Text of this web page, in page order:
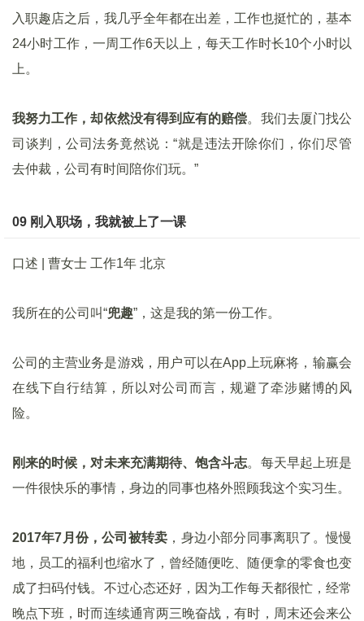
入职趣店之后，我几乎全年都在出差，工作也挺忙的，基本
24小时工作，一周工作6天以上，每天工作时长10个小时以
上。
我努力工作，却依然没有得到应有的赔偿。我们去厦门找公
司谈判，公司法务竟然说：“就是违法开除你们，你们尽管
去仲裁，公司有时间陪你们玩。”
09 刚入职场，我就被上了一课
口述 | 曹女士 工作1年 北京
我所在的公司叫“兜趣”，这是我的第一份工作。
公司的主营业务是游戏，用户可以在App上玩麻将，输赢会
在线下自行结算，所以对公司而言，规避了牵涉赌博的风
险。
刚来的时候，对未来充满期待、饱含斗志。每天早起上班是
一件很快乐的事情，身边的同事也格外照顾我这个实习生。
2017年7月份，公司被转卖 ，身边小部分同事离职了。慢慢
地，员工的福利也缩水了，曾经随便吃、随便拿的零食也变
成了扫码付钱。不过心态还好，因为工作每天都很忙，经常
晚点下班，时而连续通宵两三晚奋战，有时，周末还会来公